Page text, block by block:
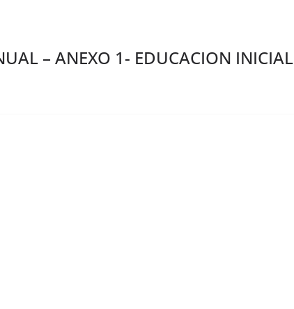
– ANEXO 1- EDUCACION INICIAL